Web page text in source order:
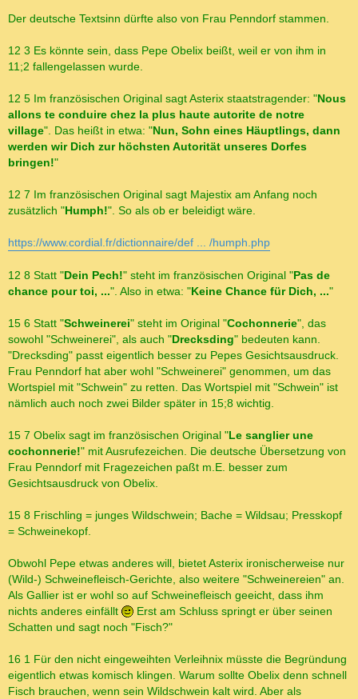
Der deutsche Textsinn dürfte also von Frau Penndorf stammen.
12 3 Es könnte sein, dass Pepe Obelix beißt, weil er von ihm in
11;2 fallengelassen wurde.
12 5 Im französischen Original sagt Asterix staatstragender: "Nous
allons te conduire chez la plus haute autorite de notre
village". Das heißt in etwa: "Nun, Sohn eines Häuptlings, dann
werden wir Dich zur höchsten Autorität unseres Dorfes
bringen!"
12 7 Im französischen Original sagt Majestix am Anfang noch
zusätzlich "Humph!". So als ob er beleidigt wäre.
https://www.cordial.fr/dictionnaire/def ... /humph.php
12 8 Statt "Dein Pech!" steht im französischen Original "Pas de
chance pour toi, ...". Also in etwa: "Keine Chance für Dich, ..."
15 6 Statt "Schweinerei" steht im Original "Cochonnerie", das
sowohl "Schweinerei", als auch "Drecksding" bedeuten kann.
"Drecksding" passt eigentlich besser zu Pepes Gesichtsausdruck.
Frau Penndorf hat aber wohl "Schweinerei" genommen, um das
Wortspiel mit "Schwein" zu retten. Das Wortspiel mit "Schwein" ist
nämlich auch noch zwei Bilder später in 15;8 wichtig.
15 7 Obelix sagt im französischen Original "Le sanglier une
cochonnerie!" mit Ausrufezeichen. Die deutsche Übersetzung von
Frau Penndorf mit Fragezeichen paßt m.E. besser zum
Gesichtsausdruck von Obelix.
15 8 Frischling = junges Wildschwein; Bache = Wildsau; Presskopf
= Schweinekopf.
Obwohl Pepe etwas anderes will, bietet Asterix ironischerweise nur
(Wild-) Schweinefleisch-Gerichte, also weitere "Schweinereien" an.
Als Gallier ist er wohl so auf Schweinefleisch geeicht, dass ihm
nichts anderes einfällt
Erst am Schluss springt er über seinen
Schatten und sagt noch "Fisch?"
16 1 Für den nicht eingeweihten Verleihnix müsste die Begründung
eigentlich etwas komisch klingen. Warum sollte Obelix denn schnell
Fisch brauchen, wenn sein Wildschwein kalt wird. Aber als